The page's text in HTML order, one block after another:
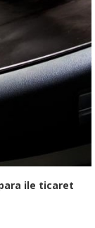
para ile ticaret